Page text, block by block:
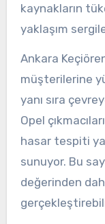
kaynakların
yaklaşım
Ankara
müşterilerine
yanı sıra
Opel
hasar tespiti
sunuyor. Bu
değerinden